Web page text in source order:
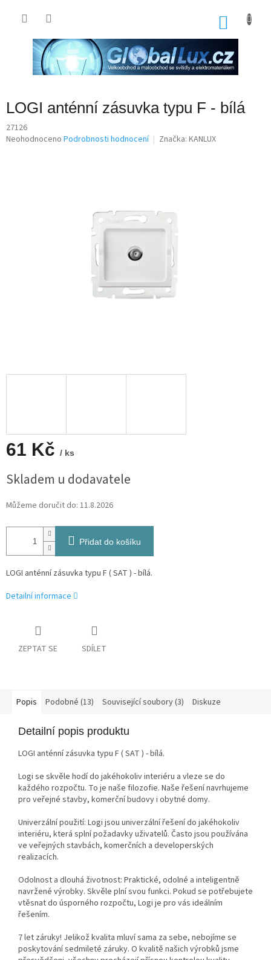
LOGI anténní zásuvka typu F - bílá
27126
Průměrné
Neohodnoceno Podrobnosti hodnocení Značka: KANLUX
61 Kč / ks
cena:
Skladem u dodavatele
Můžeme doručit do: 11.8.2026
Přidat do košíku
LOGI anténní zásuvka typu F ( SAT ) - bílá.
Detailní informace
ZEPTAT SE SDÍLET
Popis Podobné (13) Související soubory (3) Diskuze
Detailní popis produktu
LOGI anténní zásuvka typu F ( SAT ) - bílá.
Logi se skvěle hodí do jakéhokoliv interiéru a vleze se do
každého rozpočtu. To je naše filozofie. Naše řešení navrhujeme
pro veřejné stavby, komerční budovy i obytné domy.
Univerzální použití: Logi jsou univerzální řešení do jakéhokoliv
interiéru, která splní požadavky uživatelů. Často jsou používána
ve veřejných stavbách, komerčních a developerských
realizacích.
Odolnost a dlouhá životnost: Praktické, odolné a inteligentně
navržené výrobky. Skvěle plní svou funkci. Pokud se potřebujete
vtěsnat do úsporného rozpočtu, Logi je pro vás ideálním
řešením.
7 let záruky! Jelikož kvalita mluví sama za sebe, nebojíme se
poskytování sedmileté záruky. O kvalitě našich výrobků jsme